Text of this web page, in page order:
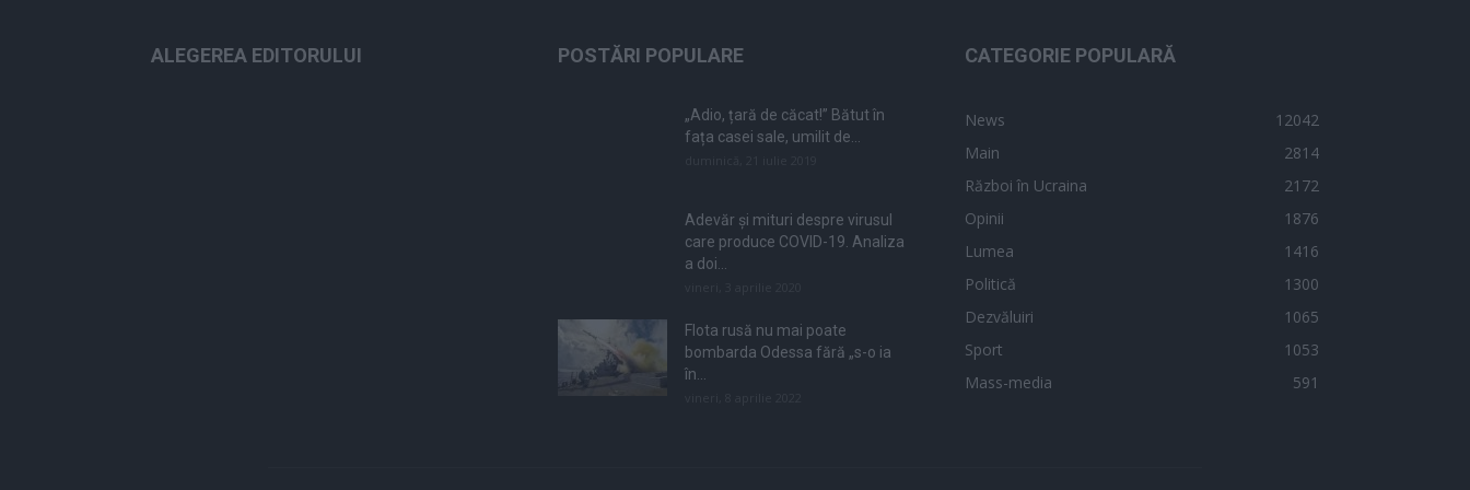
ALEGEREA EDITORULUI POSTĂRI POPULARE
„Adio, țară de căcat!” Bătut în
fața casei sale, umilit de...
Adevăr și mituri despre virusul
care produce COVID-19. Analiza
a doi...
Flota rusă nu mai poate
bombarda Odessa fără „s-o ia
în...
CATEGORIE POPULARĂ
News
12042
Main
2814
Război în Ucraina
2172
Opinii
1876
Lumea
1416
Politică
1300
Dezvăluiri
1065
Sport
1053
Mass-media
591